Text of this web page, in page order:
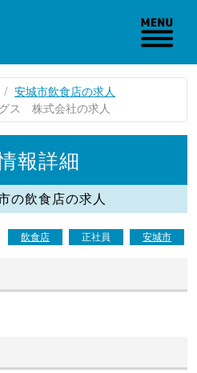
安城市飲食店の求人
ス 株式会社の求人
報詳細
の飲食店の求人
飲食店 正社員 安城市